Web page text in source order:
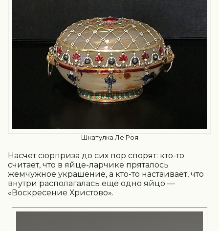
Шкатулка Ле Роя
Насчет сюрприза до сих пор спорят: кто-то
считает, что в яйце-ларчике пряталось
жемчужное украшение, а кто-то настаивает, что
внутри располагалась еще одно яйцо —
«Воскресение Христово».